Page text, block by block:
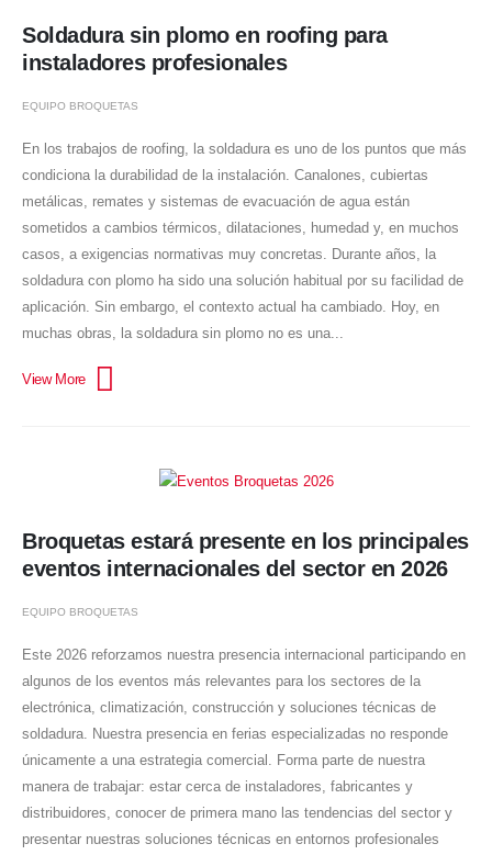
Soldadura sin plomo en roofing para
instaladores profesionales
EQUIPO BROQUETAS
En los trabajos de roofing, la soldadura es uno de los puntos que más
condiciona la durabilidad de la instalación. Canalones, cubiertas
metálicas, remates y sistemas de evacuación de agua están
sometidos a cambios térmicos, dilataciones, humedad y, en muchos
casos, a exigencias normativas muy concretas. Durante años, la
soldadura con plomo ha sido una solución habitual por su facilidad de
aplicación. Sin embargo, el contexto actual ha cambiado. Hoy, en
muchas obras, la soldadura sin plomo no es una...
Broquetas estará presente en los principales
eventos internacionales del sector en 2026
EQUIPO BROQUETAS
Este 2026 reforzamos nuestra presencia internacional participando en
algunos de los eventos más relevantes para los sectores de la
electrónica, climatización, construcción y soluciones técnicas de
soldadura. Nuestra presencia en ferias especializadas no responde
únicamente a una estrategia comercial. Forma parte de nuestra
manera de trabajar: estar cerca de instaladores, fabricantes y
distribuidores, conocer de primera mano las tendencias del sector y
presentar nuestras soluciones técnicas en entornos profesionales